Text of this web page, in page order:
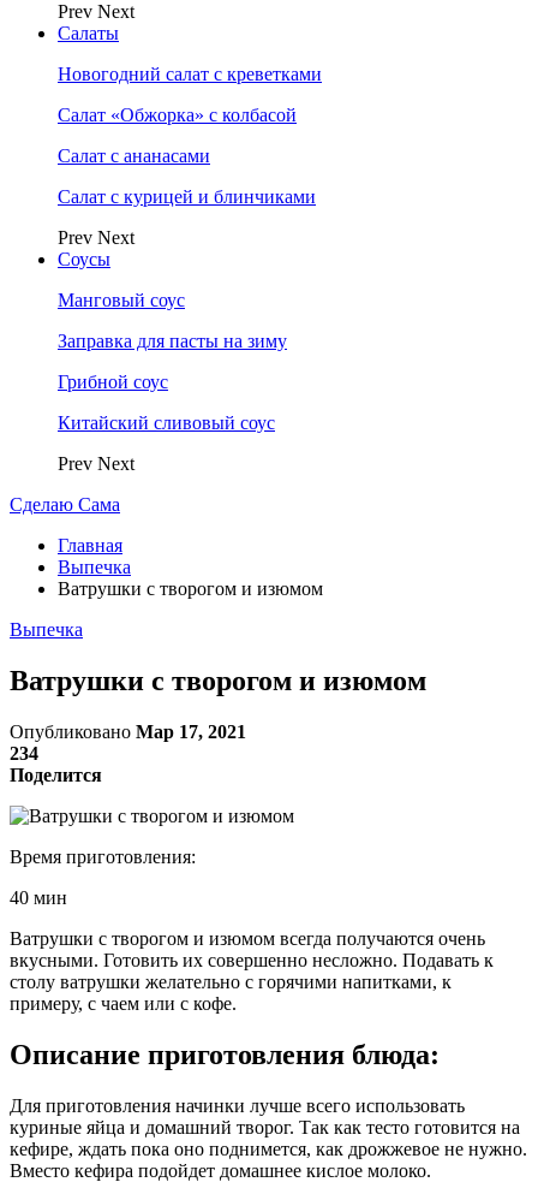
Prev Next
Салаты
Новогодний салат с креветками
Салат «Обжорка» с колбасой
Салат с ананасами
Салат с курицей и блинчиками
Prev Next
Соусы
Манговый соус
Заправка для пасты на зиму
Грибной соус
Китайский сливовый соус
Prev Next
Сделаю Сама
Главная
Выпечка
Ватрушки с творогом и изюмом
Выпечка
Ватрушки с творогом и изюмом
Опубликовано Мар 17, 2021
234
Поделится
Время приготовления:
40 мин
Ватрушки с творогом и изюмом всегда получаются очень
вкусными. Готовить их совершенно несложно. Подавать к
столу ватрушки желательно с горячими напитками, к
примеру, с чаем или с кофе.
Описание приготовления блюда:
Для приготовления начинки лучше всего использовать
куриные яйца и домашний творог. Так как тесто готовится на
кефире, ждать пока оно поднимется, как дрожжевое не нужно.
Вместо кефира подойдет домашнее кислое молоко.